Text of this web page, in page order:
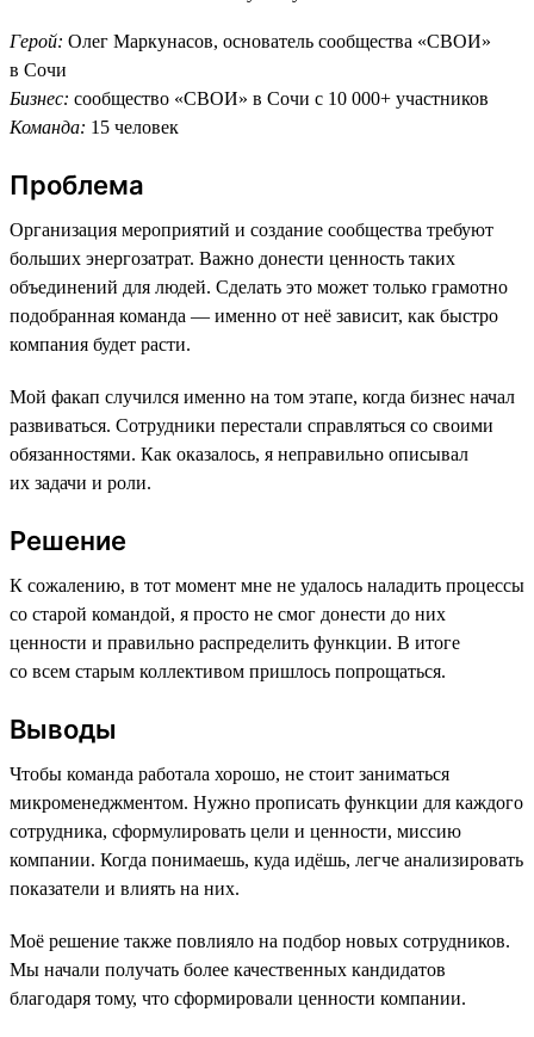
Герой: Олег Маркунасов, основатель сообщества «СВОИ»
в Сочи
Бизнес: сообщество «СВОИ» в Сочи с 10 000+ участников
Команда: 15 человек
Проблема
Организация мероприятий и создание сообщества требуют
больших энергозатрат. Важно донести ценность таких
объединений для людей. Сделать это может только грамотно
подобранная команда — именно от неё зависит, как быстро
компания будет расти.
Мой факап случился именно на том этапе, когда бизнес начал
развиваться. Сотрудники перестали справляться со своими
обязанностями. Как оказалось, я неправильно описывал
их задачи и роли.
Решение
К сожалению, в тот момент мне не удалось наладить процессы
со старой командой, я просто не смог донести до них
ценности и правильно распределить функции. В итоге
со всем старым коллективом пришлось попрощаться.
Выводы
Чтобы команда работала хорошо, не стоит заниматься
микроменеджментом. Нужно прописать функции для каждого
сотрудника, сформулировать цели и ценности, миссию
компании. Когда понимаешь, куда идёшь, легче анализировать
показатели и влиять на них.
Моё решение также повлияло на подбор новых сотрудников.
Мы начали получать более качественных кандидатов
благодаря тому, что сформировали ценности компании.